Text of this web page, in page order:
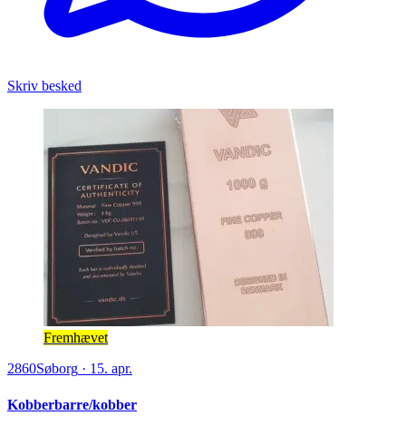
Skriv besked
Fremhævet
2860Søborg · 15. apr.
Kobberbarre/kobber